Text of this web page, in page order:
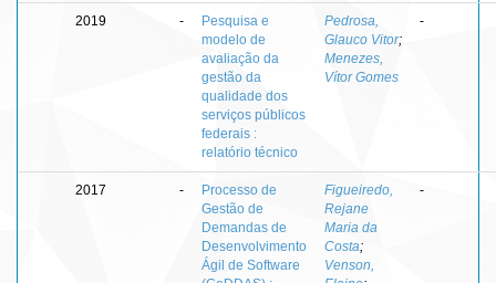
2019 -
Pesquisa e
modelo de
avaliação da
gestão da
qualidade dos
serviços públicos
federais :
relatório técnico
Pedrosa,
Glauco Vitor;
Menezes,
Vítor Gomes
-
2017 -
Processo de
Gestão de
Demandas de
Desenvolvimento
Ágil de Software
Figueiredo,
Rejane
Maria da
Costa;
Venson,
-